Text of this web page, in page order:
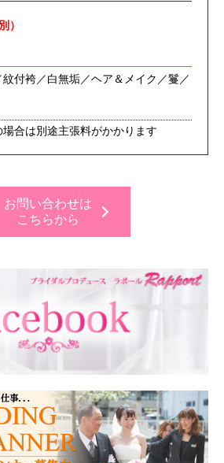
）
付袴／白無垢／ヘア＆メイク／鬘／
合は別途主張料がかかります
お問い合わせは
こちらから